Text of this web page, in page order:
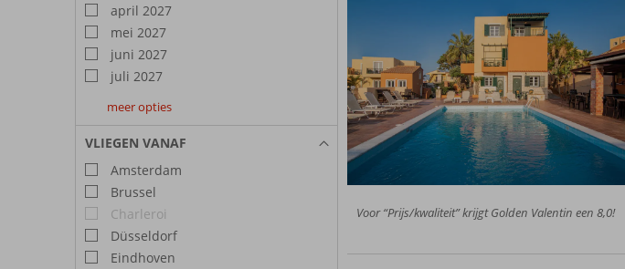
april 2027
mei 2027
juni 2027
juli 2027
augustus
2027
september
2027
oktober
2027
meer opties
VLIEGEN VANAF
Amsterdam
Brussel
Charleroi
Düsseldorf
Eindhoven
Voor “Prijs/kwaliteit” krijgt Golden Valentin een 8,0!